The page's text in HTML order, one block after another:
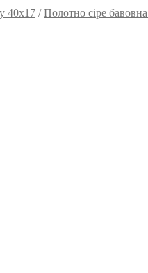
40х17 /Полотно сіре